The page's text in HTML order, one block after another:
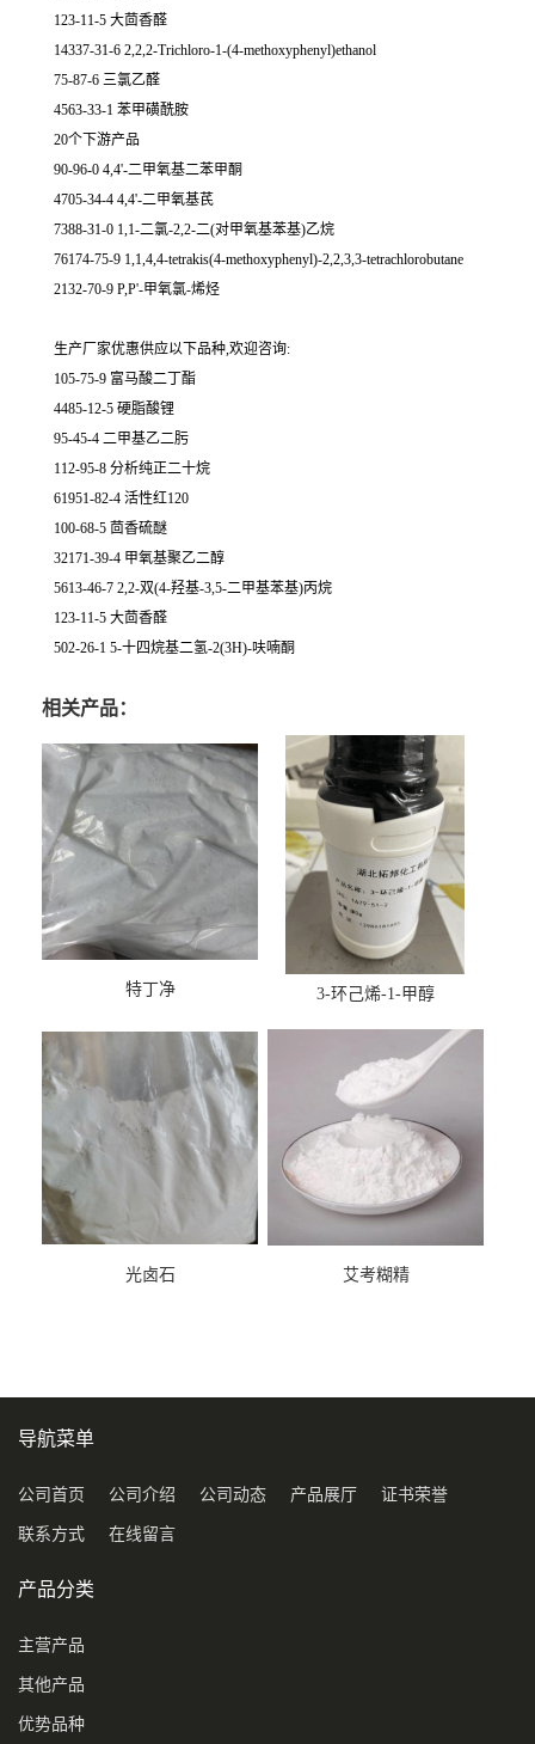
123-11-5 大茴香醛
14337-31-6 2,2,2-Trichloro-1-(4-methoxyphenyl)ethanol
75-87-6 三氯乙醛
4563-33-1 苯甲磺酰胺
20个下游产品
90-96-0 4,4'-二甲氧基二苯甲酮
4705-34-4 4,4'-二甲氧基芪
7388-31-0 1,1-二氯-2,2-二(对甲氧基苯基)乙烷
76174-75-9 1,1,4,4-tetrakis(4-methoxyphenyl)-2,2,3,3-tetrachlorobutane
2132-70-9 P,P'-甲氧氯-烯烃
生产厂家优惠供应以下品种,欢迎咨询:
105-75-9 富马酸二丁酯
4485-12-5 硬脂酸锂
95-45-4 二甲基乙二肟
112-95-8 分析纯正二十烷
61951-82-4 活性红120
100-68-5 茴香硫醚
32171-39-4 甲氧基聚乙二醇
5613-46-7 2,2-双(4-羟基-3,5-二甲基苯基)丙烷
123-11-5 大茴香醛
502-26-1 5-十四烷基二氢-2(3H)-呋喃酮
相关产品：
特丁净 3-环己烯-1-甲醇
光卤石 艾考糊精
导航菜单
公司首页 公司介绍 公司动态 产品展厅 证书荣誉
联系方式 在线留言
产品分类
主营产品
其他产品
优势品种